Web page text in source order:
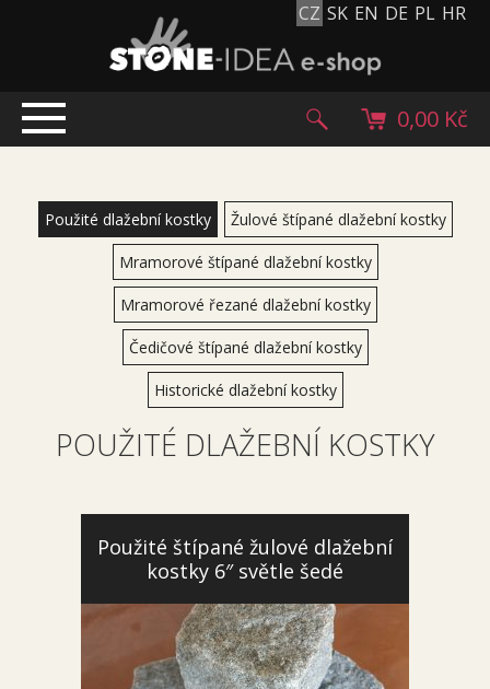
CZ SK EN DE PL HR
TOP NABÍDKA
PRODUKTY
Mlatové povrchy
Dlažební kostky
Historické dlažební kostky
Lávové kameny
Kamenný koberec
Kamenné dlažby a obklady
Pískovec
Kamenné bloky
Výrobky z kamene na zakázku
Creative Floor
0,00 Kč
Použité dlažební kostky Žulové štípané dlažební kostky
Mramorové štípané dlažební kostky
Mramorové řezané dlažební kostky
Čedičové štípané dlažební kostky
Historické dlažební kostky
POUŽITÉ DLAŽEBNÍ KOSTKY
Použité štípané žulové dlažební
kostky 6″ světle šedé